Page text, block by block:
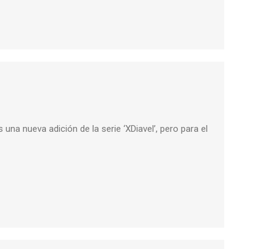
nueva adición de la serie ‘XDiavel’, pero para el